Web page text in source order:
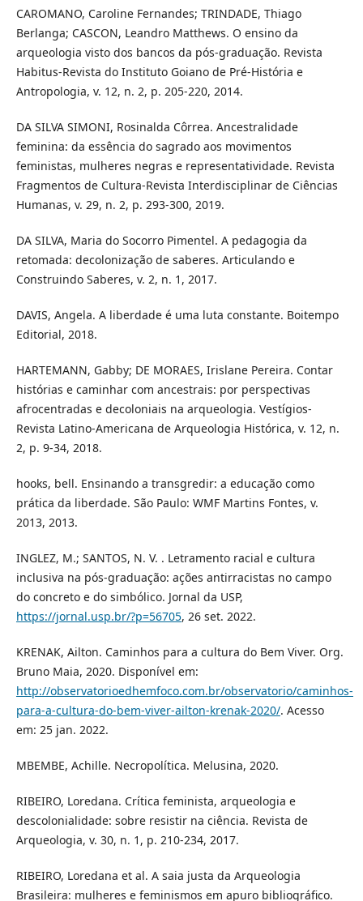
CAROMANO, Caroline Fernandes; TRINDADE, Thiago
Berlanga; CASCON, Leandro Matthews. O ensino da
arqueologia visto dos bancos da pós-graduação. Revista
Habitus-Revista do Instituto Goiano de Pré-História e
Antropologia, v. 12, n. 2, p. 205-220, 2014.
DA SILVA SIMONI, Rosinalda Côrrea. Ancestralidade
feminina: da essência do sagrado aos movimentos
feministas, mulheres negras e representatividade. Revista
Fragmentos de Cultura-Revista Interdisciplinar de Ciências
Humanas, v. 29, n. 2, p. 293-300, 2019.
DA SILVA, Maria do Socorro Pimentel. A pedagogia da
retomada: decolonização de saberes. Articulando e
Construindo Saberes, v. 2, n. 1, 2017.
DAVIS, Angela. A liberdade é uma luta constante. Boitempo
Editorial, 2018.
HARTEMANN, Gabby; DE MORAES, Irislane Pereira. Contar
histórias e caminhar com ancestrais: por perspectivas
afrocentradas e decoloniais na arqueologia. Vestígios-
Revista Latino-Americana de Arqueologia Histórica, v. 12, n.
2, p. 9-34, 2018.
hooks, bell. Ensinando a transgredir: a educação como
prática da liberdade. São Paulo: WMF Martins Fontes, v.
2013, 2013.
INGLEZ, M.; SANTOS, N. V. . Letramento racial e cultura
inclusiva na pós-graduação: ações antirracistas no campo
do concreto e do simbólico. Jornal da USP,
https://jornal.usp.br/?p=56705, 26 set. 2022.
KRENAK, Ailton. Caminhos para a cultura do Bem Viver. Org.
Bruno Maia, 2020. Disponível em:
http://observatorioedhemfoco.com.br/observatorio/caminhos-
para-a-cultura-do-bem-viver-ailton-krenak-2020/. Acesso
em: 25 jan. 2022.
MBEMBE, Achille. Necropolítica. Melusina, 2020.
RIBEIRO, Loredana. Crítica feminista, arqueologia e
descolonialidade: sobre resistir na ciência. Revista de
Arqueologia, v. 30, n. 1, p. 210-234, 2017.
RIBEIRO, Loredana et al. A saia justa da Arqueologia
Brasileira: mulheres e feminismos em apuro bibliográfico.